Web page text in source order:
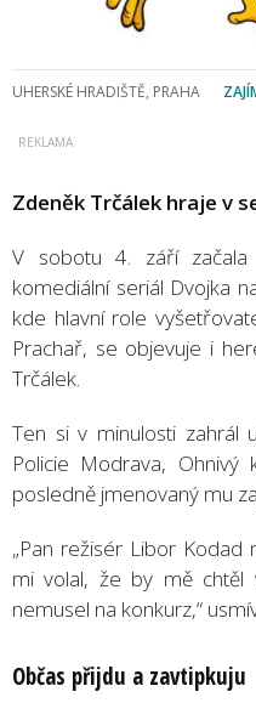
UHERSKÉ HRADIŠTĚ, PRAHA
Zdeněk Trčálek hraje v
V sobotu 4. září začala
komediální seriál Dvojka
kde hlavní role
Prachař, se objevuje i
Trčálek.
Ten si v minulosti zahrál
Policie Modrava,
posledně jmenovaný mu
„Pan režisér Libor Kodad
mi volal, že by mě chtěl
nemusel na konkurz,“
Občas přijdu a zavtipkuju